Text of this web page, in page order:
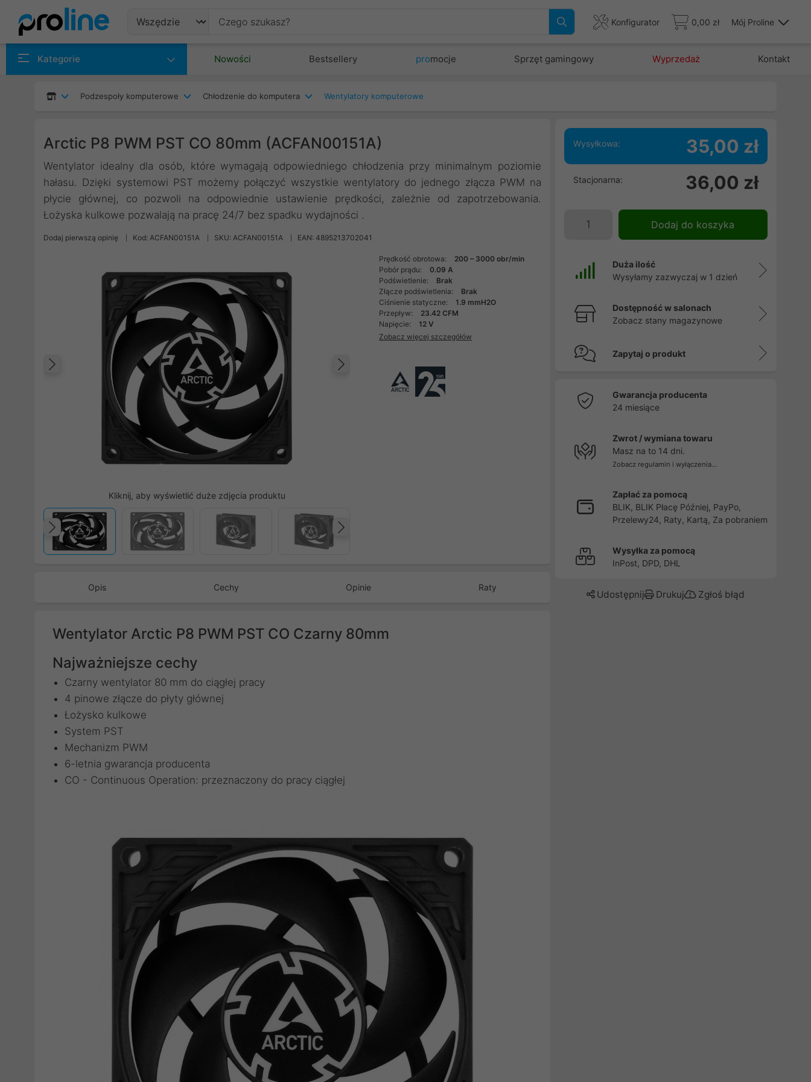
Konfigurator 0,00 zł Mój Proline
Kategorie Nowości Bestsellery promocje Sprzęt gamingowy Wyprzedaż Kontakt
Podzespoły komputerowe Chłodzenie do komputera Wentylatory komputerowe
Arctic P8 PWM PST CO 80mm (ACFAN00151A)
Wentylator idealny dla osób, które wymagają odpowiedniego chłodzenia przy minimalnym poziomie
hałasu. Dzięki systemowi PST możemy połączyć wszystkie wentylatory do jednego złącza PWM na
płycie głównej, co pozwoli na odpowiednie ustawienie prędkości, zależnie od zapotrzebowania.
Łożyska kulkowe pozwalają na pracę 24/7 bez spadku wydajności .
Dodaj pierwszą opinię Kod: ACFAN00151A SKU: ACFAN00151A EAN: 4895213702041
Następny
Poprzedni
Kliknij, aby wyświetlić duże zdjęcia produktu
Poprzedni
Prędkość obrotowa:
200 – 3000 obr/min
Pobór prądu:
0.09 A
Podświetlenie:
Brak
Złącze podświetlenia:
Brak
Ciśnienie statyczne:
1.9 mmH2O
Przepływ:
23.42 CFM
Napięcie:
12 V
Zobacz więcej szczegółów
Opis Cechy Opinie Raty
Wentylator Arctic P8 PWM PST CO Czarny 80mm
Najważniejsze cechy
Czarny wentylator 80 mm do ciągłej pracy
4 pinowe złącze do płyty głównej
Łożysko kulkowe
System PST
Mechanizm PWM
6-letnia gwarancja producenta
CO - Continuous Operation: przeznaczony do pracy ciągłej
Wysyłkowa: 35,00 zł
Stacjonarna: 36,00 zł
Dodaj do koszyka
Duża ilość
Wysyłamy zazwyczaj w 1 dzień
Dostępność w salonach
Zobacz stany magazynowe
Zapytaj o produkt
Gwarancja producenta
24 miesiące
Zwrot / wymiana towaru
Masz na to 14 dni.
Zobacz regulamin i wyłączenia...
Zapłać za pomocą
BLIK, BLIK Płacę Później, PayPo,
Przelewy24, Raty, Kartą, Za pobraniem
Wysyłka za pomocą
InPost, DPD, DHL
Udostępnij Drukuj Zgłoś błąd